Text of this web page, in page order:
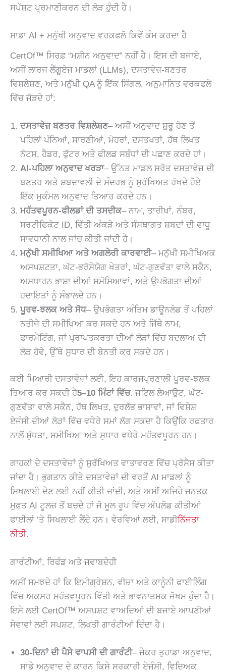
ਸਪੱਸ਼ਟ ਪ੍ਰਮਾਣੀਕਰਨ ਦੀ ਲੋੜ ਹੁੰਦੀ ਹੈ।
ਸਾਡਾ AI + ਮਨੁੱਖੀ ਅਨੁਵਾਦ ਵਰਕਫਲੋ ਕਿਵੇਂ ਕੰਮ ਕਰਦਾ ਹੈ
CertOf™ ਸਿਰਫ਼ “ਮਸ਼ੀਨ ਅਨੁਵਾਦ” ਨਹੀਂ ਹੈ। ਇਸ ਦੀ ਬਜਾਏ,
ਅਸੀਂ ਲਾਰਜ ਲੈਂਗੂਏਜ ਮਾਡਲਾਂ (LLMs), ਦਸਤਾਵੇਜ਼-ਬਣਤਰ
ਵਿਸ਼ਲੇਸ਼ਣ, ਅਤੇ ਮਨੁੱਖੀ QA ਨੂੰ ਇੱਕ ਸਿੰਗਲ, ਅਨੁਮਾਨਿਤ ਵਰਕਫਲੋ
ਵਿੱਚ ਜੋੜਦੇ ਹਾਂ:
ਦਸਤਾਵੇਜ਼ ਬਣਤਰ ਵਿਸ਼ਲੇਸ਼ਣ– ਅਸੀਂ ਅਨੁਵਾਦ ਸ਼ੁਰੂ ਹੋਣ ਤੋਂ
ਪਹਿਲਾਂ ਪੰਨਿਆਂ, ਸਾਰਣੀਆਂ, ਮੋਹਰਾਂ, ਦਸਤਖਤਾਂ, ਹੱਥ ਲਿਖਤ
ਨੋਟਸ, ਹੈਡਰ, ਫੁੱਟਰ ਅਤੇ ਫੀਲਡ ਸਬੰਧਾਂ ਦੀ ਪਛਾਣ ਕਰਦੇ ਹਾਂ।
AI-ਪਹਿਲਾ ਅਨੁਵਾਦ ਖਰੜਾ– ਉੱਨਤ ਮਾਡਲ ਸਰੋਤ ਦਸਤਾਵੇਜ਼ ਦੀ
ਬਣਤਰ ਅਤੇ ਸ਼ਬਦਾਵਲੀ ਦੇ ਸੰਦਰਭ ਨੂੰ ਸੁਰੱਖਿਅਤ ਰੱਖਦੇ ਹੋਏ
ਇੱਕ ਮੁਕੰਮਲ ਅਨੁਵਾਦ ਤਿਆਰ ਕਰਦੇ ਹਨ।
ਮਹੱਤਵਪੂਰਨ-ਫੀਲਡਾਂ ਦੀ ਤਸਦੀਕ– ਨਾਮ, ਤਾਰੀਖਾਂ, ਨੰਬਰ,
ਸਰਟੀਫਿਕੇਟ ID, ਵਿੱਤੀ ਅੰਕੜੇ ਅਤੇ ਸੰਸਥਾਗਤ ਸ਼ਬਦਾਂ ਦੀ ਵਾਧੂ
ਸਾਵਧਾਨੀ ਨਾਲ ਜਾਂਚ ਕੀਤੀ ਜਾਂਦੀ ਹੈ।
ਮਨੁੱਖੀ ਸਮੀਖਿਆ ਅਤੇ ਅਗਲੇਰੀ ਕਾਰਵਾਈ– ਮਨੁੱਖੀ ਸਮੀਖਿਅਕ
ਅਸਪਸ਼ਟਤਾ, ਘੱਟ-ਭਰੋਸੇਯੋਗ ਖੇਤਰਾਂ, ਘੱਟ-ਗੁਣਵੱਤਾ ਵਾਲੇ ਸਕੈਨ,
ਅਸਧਾਰਨ ਭਾਸ਼ਾ ਦੀਆਂ ਸਮੱਸਿਆਵਾਂ, ਅਤੇ ਉਪਭੋਗਤਾ ਦੀਆਂ
ਹਦਾਇਤਾਂ ਨੂੰ ਸੰਭਾਲਦੇ ਹਨ।
ਪੂਰਵ-ਝਲਕ ਅਤੇ ਸੋਧ– ਉਪਭੋਗਤਾ ਅੰਤਿਮ ਡਾਊਨਲੋਡ ਤੋਂ ਪਹਿਲਾਂ
ਨਤੀਜੇ ਦੀ ਸਮੀਖਿਆ ਕਰ ਸਕਦੇ ਹਨ ਅਤੇ ਜਿੱਥੇ ਨਾਮ,
ਫਾਰਮੈਟਿੰਗ, ਜਾਂ ਪ੍ਰਾਪਤਕਰਤਾ ਦੀਆਂ ਲੋੜਾਂ ਵਿੱਚ ਬਦਲਾਅ ਦੀ
ਲੋੜ ਹੋਵੇ, ਉੱਥੇ ਸੁਧਾਰ ਦੀ ਬੇਨਤੀ ਕਰ ਸਕਦੇ ਹਨ।
ਕਈ ਮਿਆਰੀ ਦਸਤਾਵੇਜ਼ਾਂ ਲਈ, ਇਹ ਕਾਰਜਪ੍ਰਣਾਲੀ ਪੂਰਵ-ਝਲਕ
ਤਿਆਰ ਕਰ ਸਕਦੀ ਹੈ5–10 ਮਿੰਟਾਂ ਵਿੱਚ. ਜਟਿਲ ਲੇਆਉਟ, ਘੱਟ-
ਗੁਣਵੱਤਾ ਵਾਲੇ ਸਕੈਨ, ਹੱਥ ਲਿਖਤ, ਦੁਰਲੱਭ ਭਾਸ਼ਾਵਾਂ, ਜਾਂ ਵਿਸ਼ੇਸ਼
ਏਜੰਸੀ ਦੀਆਂ ਲੋੜਾਂ ਵਿੱਚ ਵਧੇਰੇ ਸਮਾਂ ਲੱਗ ਸਕਦਾ ਹੈ ਕਿਉਂਕਿ ਰਫ਼ਤਾਰ
ਨਾਲੋਂ ਸ਼ੁੱਧਤਾ, ਸਮੀਖਿਆ ਅਤੇ ਸੁਧਾਰ ਵਧੇਰੇ ਮਹੱਤਵਪੂਰਨ ਹਨ।
ਗਾਹਕਾਂ ਦੇ ਦਸਤਾਵੇਜ਼ਾਂ ਨੂੰ ਸੁਰੱਖਿਅਤ ਵਾਤਾਵਰਣ ਵਿੱਚ ਪ੍ਰੋਸੈਸ ਕੀਤਾ
ਜਾਂਦਾ ਹੈ। ਭੁਗਤਾਨ ਕੀਤੇ ਦਸਤਾਵੇਜ਼ਾਂ ਦੀ ਵਰਤੋਂ AI ਮਾਡਲਾਂ ਨੂੰ
ਸਿਖਲਾਈ ਦੇਣ ਲਈ ਨਹੀਂ ਕੀਤੀ ਜਾਂਦੀ, ਅਤੇ ਅਸੀਂ ਅਜਿਹੇ ਜਨਤਕ
ਮੁਫ਼ਤ AI ਟੂਲਜ਼ ਤੋਂ ਬਚਦੇ ਹਾਂ ਜੋ ਮੂਲ ਰੂਪ ਵਿੱਚ ਅੱਪਲੋਡ ਕੀਤੀਆਂ
ਫਾਈਲਾਂ ‘ਤੇ ਸਿਖਲਾਈ ਲੈਂਦੇ ਹਨ। ਵੇਰਵਿਆਂ ਲਈ, ਸਾਡੀਨਿੱਜਤਾ
ਨੀਤੀ.
ਗਾਰੰਟੀਆਂ, ਰਿਫੰਡ ਅਤੇ ਜਵਾਬਦੇਹੀ
ਅਸੀਂ ਸਮਝਦੇ ਹਾਂ ਕਿ ਇਮੀਗ੍ਰੇਸ਼ਨ, ਵੀਜ਼ਾ ਅਤੇ ਕਾਨੂੰਨੀ ਫਾਈਲਿੰਗ
ਵਿੱਚ ਅਕਸਰ ਮਹੱਤਵਪੂਰਨ ਵਿੱਤੀ ਅਤੇ ਭਾਵਨਾਤਮਕ ਜੋਖਮ ਹੁੰਦਾ ਹੈ।
ਇਸੇ ਲਈ CertOf™ ਅਸਪਸ਼ਟ ਵਾਅਦਿਆਂ ਦੀ ਬਜਾਏ ਆਪਣੀਆਂ
ਸੇਵਾਵਾਂ ਲਈ ਸਪਸ਼ਟ, ਲਿਖਤੀ ਗਾਰੰਟੀਆਂ ਦਿੰਦਾ ਹੈ।
30-ਦਿਨਾਂ ਦੀ ਪੈਸੇ ਵਾਪਸੀ ਦੀ ਗਾਰੰਟੀ– ਜੇਕਰ ਤੁਹਾਡਾ ਅਨੁਵਾਦ,
ਸਾਡੇ ਅਨੁਵਾਦ ਦੇ ਕਾਰਨ ਕਿਸੇ ਸਰਕਾਰੀ ਏਜੰਸੀ, ਵਿਦਿਅਕ